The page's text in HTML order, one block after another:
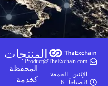
Product@TheExchain.com
الإثنين - الجمعة:
8 صباحاً - 6
المنتجات
المحفظة
كخدمة